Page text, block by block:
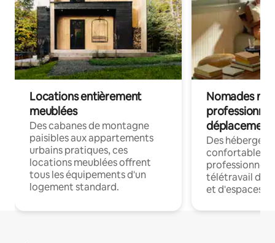
Locations entièrement
meublées
Des cabanes de montagne
paisibles aux appartements
urbains pratiques, ces
locations meublées offrent
tous les équipements d'un
logement standard.
Nomades
déplacement
Des
confortables
professionnels
télétravail
et d'espaces